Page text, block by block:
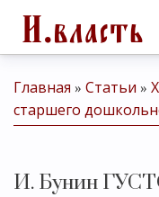
Главная » Статьи »
старшего
И. Бунин